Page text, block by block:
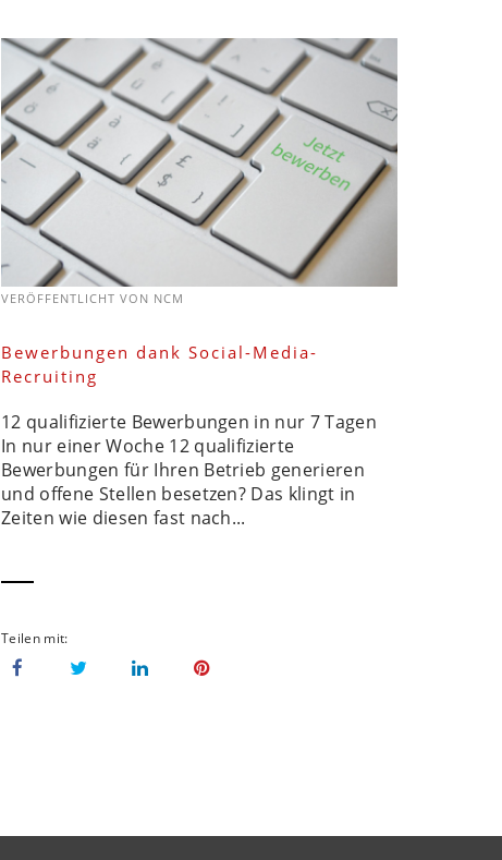
VERÖFFENTLICHT VON NCM
Bewerbungen dank Social-Media-
Recruiting
12 qualifizierte Bewerbungen in nur 7 Tagen
In nur einer Woche 12 qualifizierte
Bewerbungen für Ihren Betrieb generieren
und offene Stellen besetzen? Das klingt in
Zeiten wie diesen fast nach...